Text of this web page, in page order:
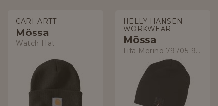
CARHARTT
Mössa
Watch Hat
HELLY HANSEN
WORKWEAR
Mössa
Lifa Merino 79705-990